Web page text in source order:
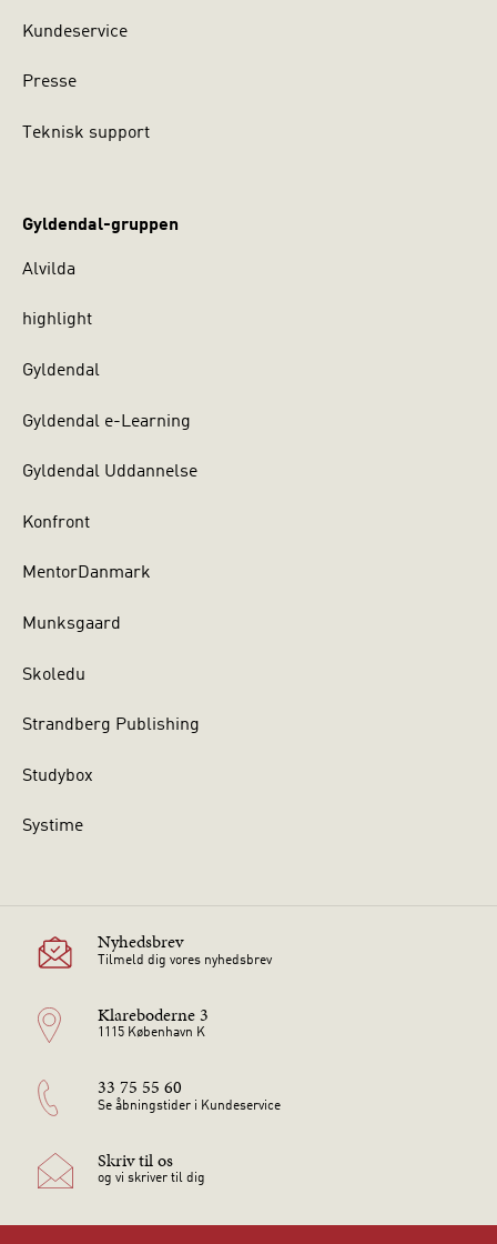
Kundeservice
Presse
Teknisk support
Gyldendal-gruppen
Alvilda
highlight
Gyldendal
Gyldendal e-Learning
Gyldendal Uddannelse
Konfront
MentorDanmark
Munksgaard
Skoledu
Strandberg Publishing
Studybox
Systime
Nyhedsbrev
Tilmeld dig vores nyhedsbrev
Klareboderne 3
1115 København K
33 75 55 60
Se åbningstider i Kundeservice
Skriv til os
og vi skriver til dig